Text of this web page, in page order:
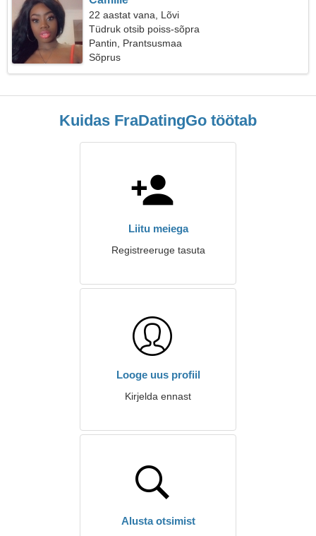
22 aastat vana, Lõvi
Tüdruk otsib poiss-sõpra
Pantin, Prantsusmaa
Sõprus
Kuidas FraDatingGo töötab
Liitu meiega
Registreeruge tasuta
Looge uus profiil
Kirjelda ennast
Alusta otsimist